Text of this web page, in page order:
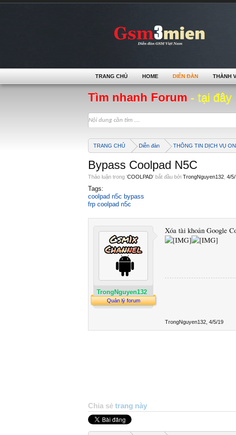
Tìm nhanh Forum - tại đây
TRANG CHỦ Diễn đàn THÔNG TIN DỊCH VỤ
Bypass Coolpad N5C
Thảo luận trong 'COOLPAD' bắt đầu bởi TrongNguyen132 4/
Tags:
coolpad n5c bypass
frp coolpad n5c
TrongNguyen132
Quản lý forum
Xóa tài khoản Google
TrongNguyen132 4/5/19
Chia sẻ trang này
TRANG CHỦ HOME DIỄN ĐÀN THÀNH